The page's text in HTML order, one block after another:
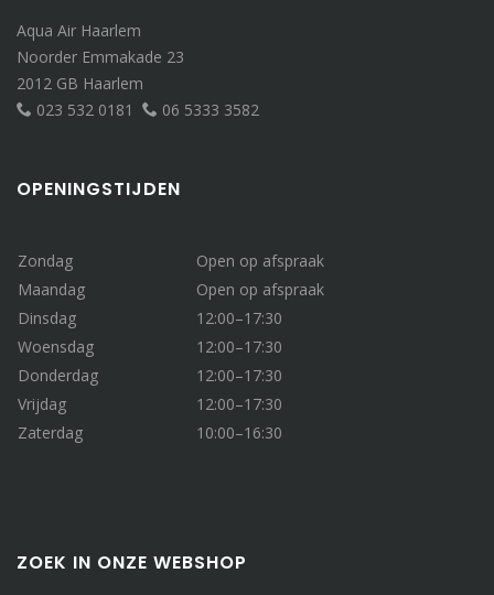
Aqua Air Haarlem
Noorder Emmakade 23
2012 GB Haarlem
023 532 0181
06 5333 3582
OPENINGSTIJDEN
Zondag
Open op afspraak
Maandag
Open op afspraak
Dinsdag
12:00–17:30
Woensdag
12:00–17:30
Donderdag
12:00–17:30
Vrijdag
12:00–17:30
Zaterdag
10:00–16:30
ZOEK IN ONZE WEBSHOP